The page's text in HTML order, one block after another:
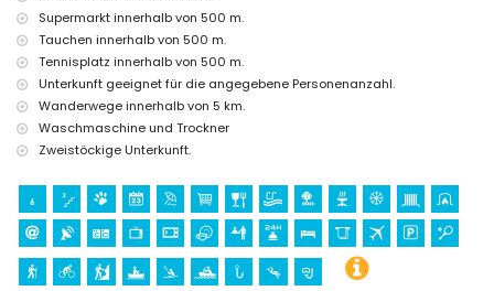
Kilometern von der Unterkunft)
Burg (Portal de la Vila und Dénia) (innerhalb von 25 Kilometern von der
Unterkunft)
Sport
Tennis, Angeln, Tauchen und Schnorcheln (innerhalb von 1000 Metern
von der Villa)
Wandern, Radfahren, Kanufahren und Kajakfahren (innerhalb von 5
Golf (Golf de Jávea), Reiten, Mountainbiking und Klettern (innerhalb
von 10 Kilometern von der Villa)
Rafting (innerhalb von 50 Kilometern von der Villa)
Supermarkt innerhalb von 500 m.
Tauchen innerhalb von 500 m.
Tennisplatz innerhalb von 500 m.
Unterkunft geeignet für die angegebene Personenanzahl.
Wanderwege innerhalb von 5 km.
Waschmaschine und Trockner
Zweistöckige Unterkunft.